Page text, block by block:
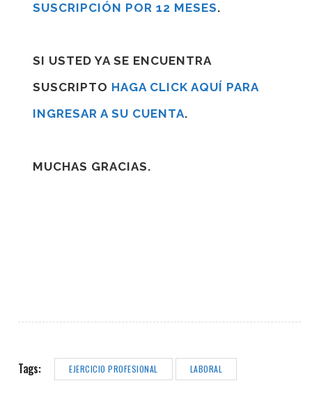
SUSCRIPCIÓN POR 12 MESES.
SI USTED YA SE ENCUENTRA
SUSCRIPTO HAGA CLICK AQUÍ PARA
INGRESAR A SU CUENTA.
MUCHAS GRACIAS.
Tags: EJERCICIO PROFESIONAL LABORAL